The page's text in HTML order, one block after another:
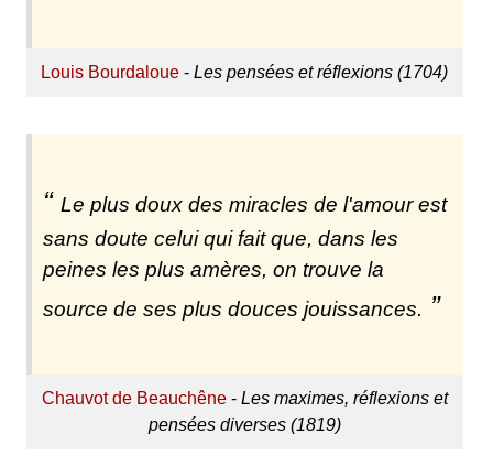
Louis Bourdaloue -Les pensées et réflexions (1704)
Le plus doux des miracles de l'amour est
sans doute celui qui fait que, dans les
peines les plus amères, on trouve la
source de ses plus douces jouissances.
Chauvot de Beauchêne- Les maximes, réflexions et
pensées diverses (1819)